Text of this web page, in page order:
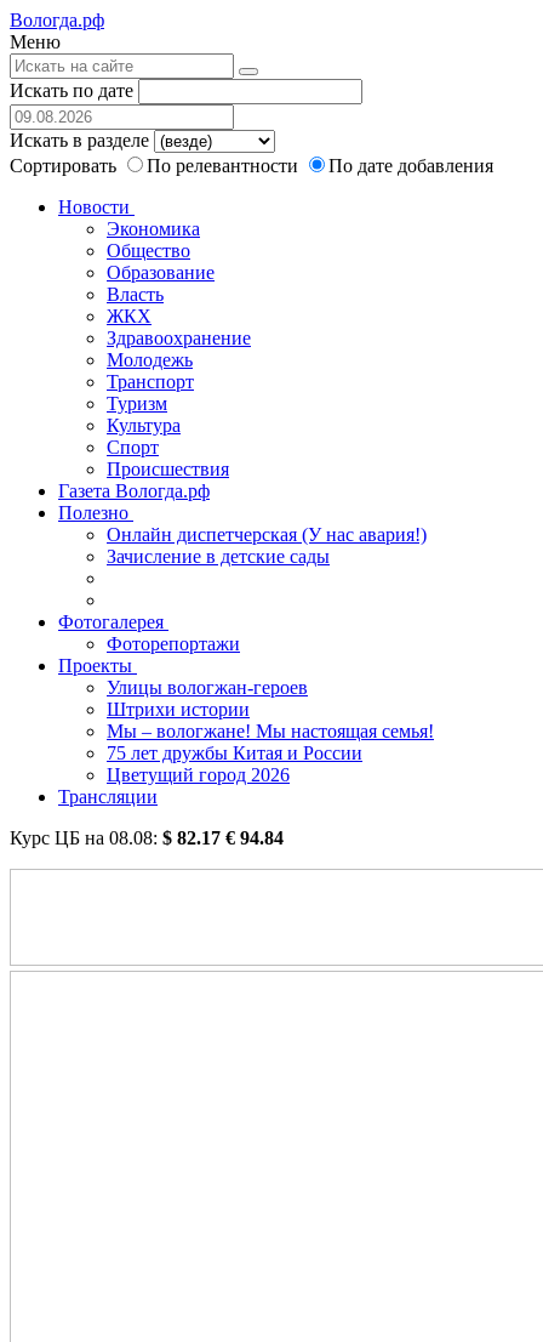
Вологда.рф
Меню
Искать по дате
Искать в разделе
Сортировать
По релевантности
По дате добавления
Новости
Экономика
Общество
Образование
Власть
ЖКХ
Здравоохранение
Молодежь
Транспорт
Туризм
Культура
Спорт
Происшествия
Газета Вологда.рф
Полезно
Онлайн диспетчерская (У нас авария!)
Зачисление в детские сады
Фотогалерея
Фоторепортажи
Проекты
Улицы вологжан-героев
Штрихи истории
Мы – вологжане! Мы настоящая семья!
75 лет дружбы Китая и России
Цветущий город 2026
Трансляции
Курс ЦБ на 08.08: $ 82.17 € 94.84